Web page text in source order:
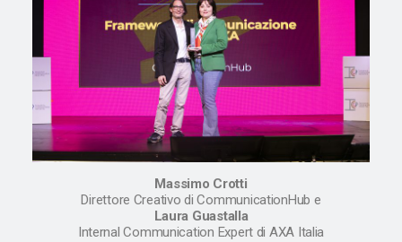
Massimo Crotti
Direttore Creativo di CommunicationHub e
Laura Guastalla
Internal Communication Expert di AXA Italia